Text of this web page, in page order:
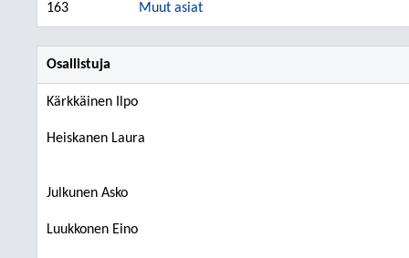
163 Muut asiat
Osallistuja
Kärkkäinen Ilpo
Heiskanen Laura
Julkunen Asko
Luukkonen Eino